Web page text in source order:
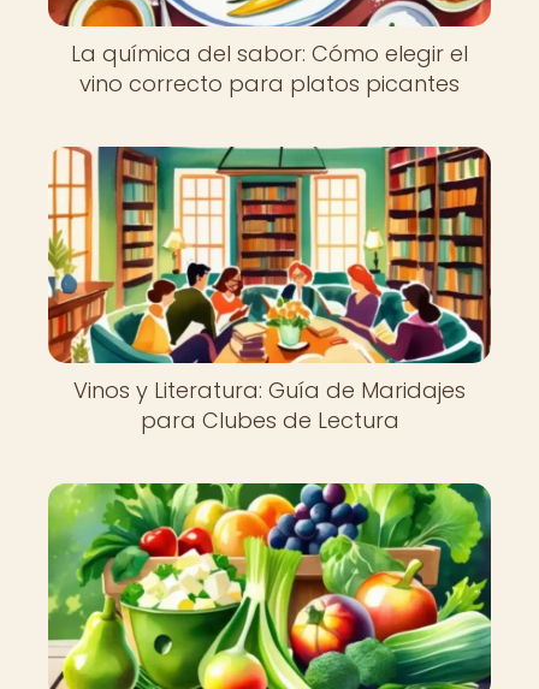
La química del sabor: Cómo elegir el
vino correcto para platos picantes
Vinos y Literatura: Guía de Maridajes
para Clubes de Lectura